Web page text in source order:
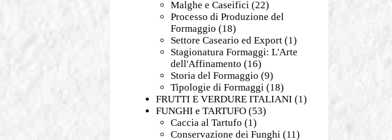
Malghe e Caseifici (22)
Processo di Produzione del
Formaggio (18)
Settore Caseario ed Export(1)
Stagionatura Formaggi: L'Arte
dell'Affinamento (16)
Storia del Formaggio (9)
Tipologie di Formaggi (18)
FRUTTI E VERDURE ITALIANI (1)
FUNGHI e TARTUFO(53)
Caccia al Tartufo (1)
Conservazione dei Funghi (11)